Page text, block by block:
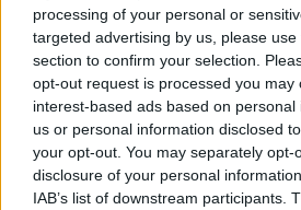
processing of your personal or
targeted advertising by us, please
section to confirm your selection.
opt-out request is processed you may
interest-based ads based on
us or personal information disclosed
your opt-out. You may separately opt-
disclosure of your personal
IAB’s list of downstream participants.
appartengono ad un nucleo familiare il
36.151,98 euro. Per accedere a queste
necessario essere in possesso del
quale viene rilasciato al momento della
un patronato o un Caaf. Per maggiori
consultare anche la sezione dedicata del
Toscana. Nelle biglietterie aziendali gli
tutte le opzioni che è possibile